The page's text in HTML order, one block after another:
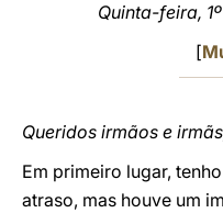
Quinta-feira,
[
Queridos irmãos e
Em primeiro lugar,
atraso, mas houve um